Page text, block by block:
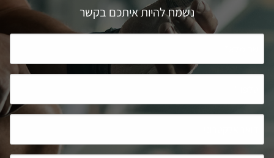
נשמח להיות איתכם בקשר